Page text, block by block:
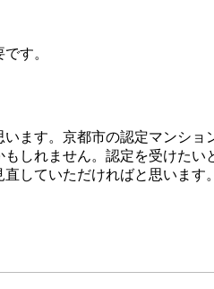
す。
ます。京都市の認定マンショ
しれません。認定を受けたい
していただければと思います。